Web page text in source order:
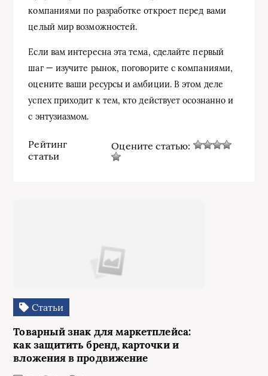
компаниями по разработке откроет перед вами
целый мир возможностей.
Если вам интересна эта тема, сделайте первый
шаг — изучите рынок, поговорите с компаниями,
оцените ваши ресурсы и амбиции. В этом деле
успех приходит к тем, кто действует осознанно и
с энтузиазмом.
Рейтинг
статьи
Оцените статью:
Статьи
Товарный знак для маркетплейса:
как защитить бренд, карточки и
вложения в продвижение